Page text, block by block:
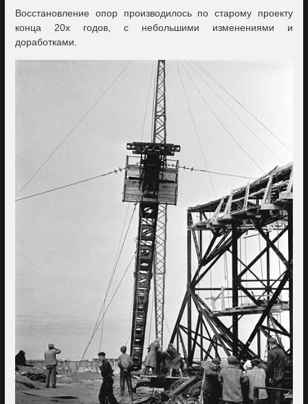
Восстановление опор производилось по старому проекту
конца 20х годов, с небольшими изменениями и
доработками.